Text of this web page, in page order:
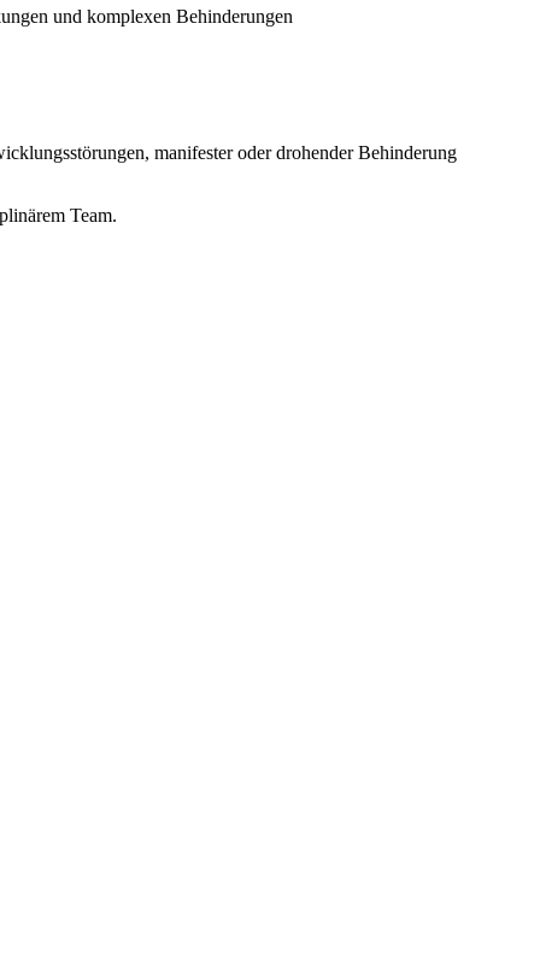
und komplexen Behinderungen
manifester oder drohender Behinderung
Team.